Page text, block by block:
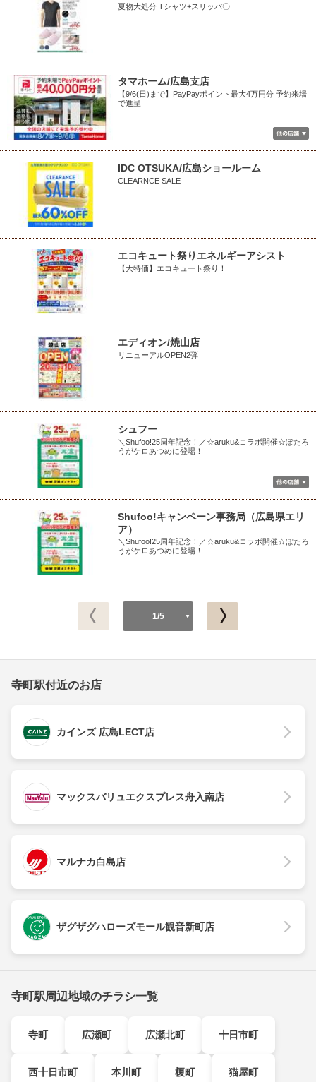
夏物大処分 Tシャツ+スリッパ〇
タマホーム/広島支店
【9/6(日)まで】PayPayポイント最大4万円分 予約来場
で進呈
IDC OTSUKA/広島ショールーム
CLEARNCE SALE
エコキュート祭りエネルギーアシスト
【大特価】エコキュート祭り！
エディオン/焼山店
リニューアルOPEN2弾
シュフー
＼Shufoo!25周年記念！／☆aruku&コラボ開催☆ぽたろ
うがケロあつめに登場！
Shufoo!キャンペーン事務局（広島県エリ
ア）
＼Shufoo!25周年記念！／☆aruku&コラボ開催☆ぽたろ
うがケロあつめに登場！
1/5
寺町駅付近のお店
カインズ 広島LECT店
マックスバリュエクスプレス舟入南店
マルナカ白島店
ザグザグハローズモール観音新町店
寺町駅周辺地域のチラシ一覧
寺町 広瀬町 広瀬北町 十日市町
西十日市町 本川町 榎町 猫屋町